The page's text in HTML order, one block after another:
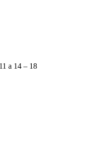
– 11 a 14 – 18